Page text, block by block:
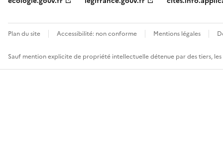
Plan du site Accessibilité: non conforme Mentions légales
Sauf mention explicite de propriété intellectuelle détenue par des tiers,